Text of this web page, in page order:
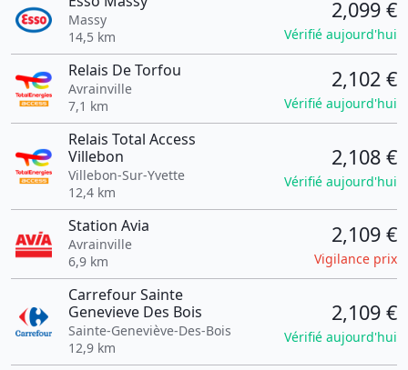
Massy
14,5 km
2,099 €
Vérifié aujourd'hui
Relais De Torfou
Avrainville
7,1 km
2,102 €
Vérifié aujourd'hui
Relais Total Access
Villebon
Villebon-Sur-Yvette
12,4 km
2,108 €
Vérifié aujourd'hui
Station Avia
Avrainville
6,9 km
2,109 €
Vigilance prix
Carrefour Sainte
Genevieve Des Bois
Sainte-Geneviève-Des-Bois
12,9 km
2,109 €
Vérifié aujourd'hui